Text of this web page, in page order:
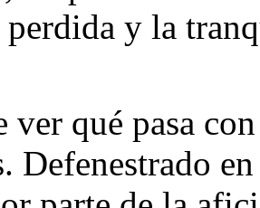
y la
ver qué pasa
Defenestrado